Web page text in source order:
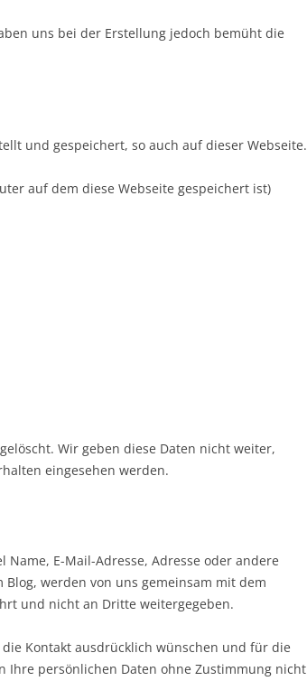
uns bei der Erstellung jedoch bemüht die
und gespeichert, so auch auf dieser Webseite.
auf dem diese Webseite gespeichert ist)
Wir geben diese Daten nicht weiter,
eingesehen werden.
E-Mail-Adresse, Adresse oder andere
werden von uns gemeinsam mit dem
und nicht an Dritte weitergegeben.
Kontakt ausdrücklich wünschen und für die
Ihre persönlichen Daten ohne Zustimmung nicht